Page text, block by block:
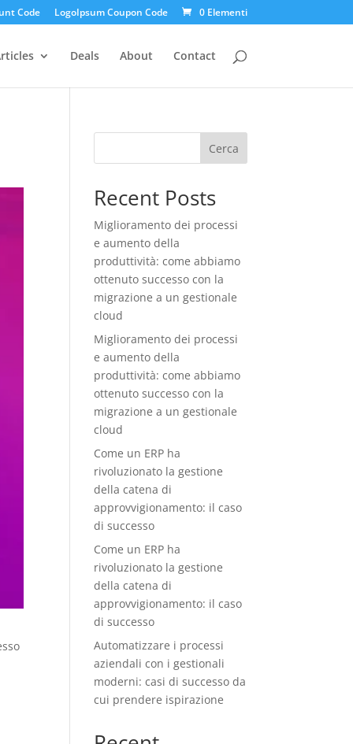
Code LogoIpsum Coupon Code 0 Elementi
Deals About Contact
Cerca
Recent Posts
Miglioramento dei processi
e aumento della
produttività: come abbiamo
ottenuto successo con la
migrazione a un gestionale
cloud
Miglioramento dei processi
e aumento della
produttività: come abbiamo
ottenuto successo con la
migrazione a un gestionale
cloud
Come un ERP ha
rivoluzionato la gestione
della catena di
approvvigionamento: il caso
di successo
Come un ERP ha
rivoluzionato la gestione
della catena di
approvvigionamento: il caso
di successo
Automatizzare i processi
aziendali con i gestionali
moderni: casi di successo da
cui prendere ispirazione